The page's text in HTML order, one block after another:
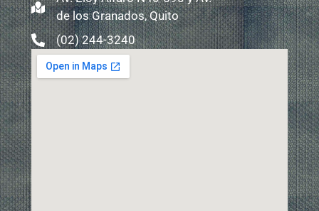
de los Granados, Quito
(02) 244-3240